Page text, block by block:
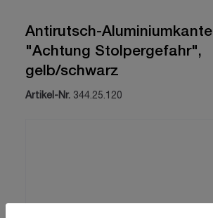
Antirutsch-
"Achtung Stolpergefahr",
gelb/schwarz
Artikel-Nr. 344.25.120